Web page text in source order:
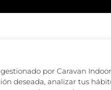
por Caravan
deseada, analizar tus